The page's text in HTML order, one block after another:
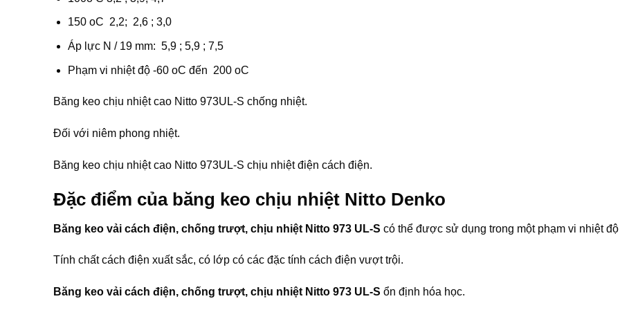
150 oC 2,2; 2,6 ; 3,0
Áp lực N / 19 mm: 5,9 ; 5,9 ; 7,5
Phạm vi nhiệt độ -60 oC đến 200 oC
Băng keo chịu nhiệt cao Nitto 973UL-S chống nhiệt.
Đối với niêm phong nhiệt.
Băng keo chịu nhiệt cao Nitto 973UL-S chịu nhiệt điện cách điện.
Đặc điểm của băng keo chịu nhiệt Nitto Denko
Băng keo vải cách điện, chống trượt, chịu nhiệt Nitto 973 UL-S có thể được sử dụng trong một phạm vi nhiệt độ
Tính chất cách điện xuất sắc, có lớp có các đặc tính cách điện vượt trội.
Băng keo vải cách điện, chống trượt, chịu nhiệt Nitto 973 UL-S ổn định hóa học.